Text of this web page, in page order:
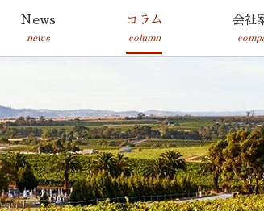
News
news
コラム
column
会社